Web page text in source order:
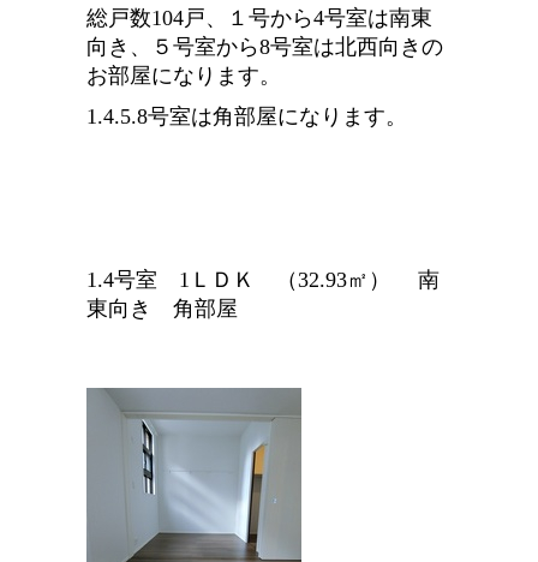
総戸数104戸、１号から4号室は南東
向き、５号室から8号室は北西向きの
お部屋になります。
1.4.5.8号室は角部屋になります。
1.4号室 1ＬＤＫ （32.93㎡） 南
東向き 角部屋